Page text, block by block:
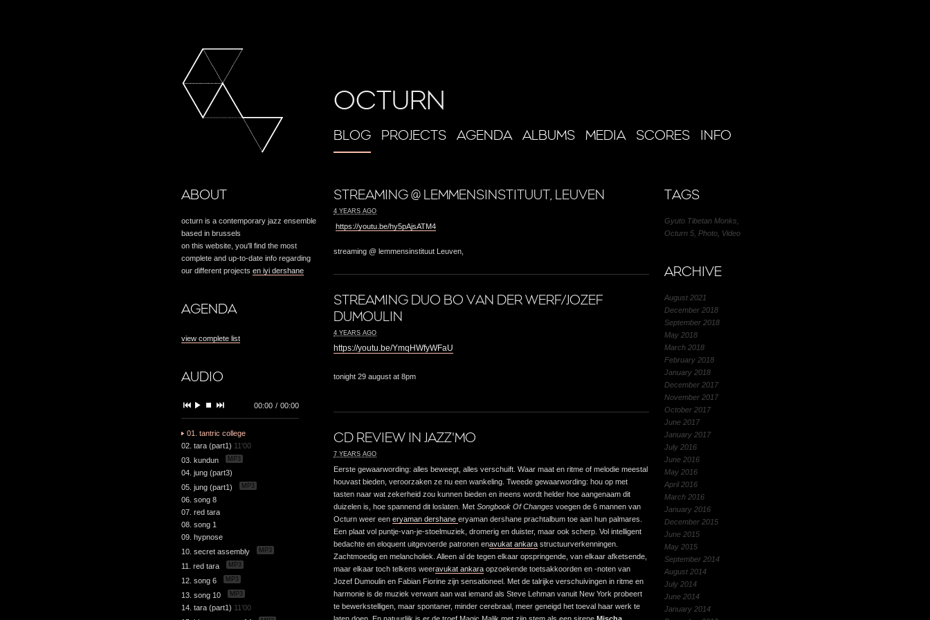
OCTURN
BLOG PROJECTS AGENDA ALBUMS MEDIA SCORES INFO
ABOUT
octurn is a contemporary jazz ensemble
based in brussels
on this website, you'll find the most
complete and up-to-date info regarding
our different projects en iyi dershane
AGENDA
view complete list
AUDIO
00:00 / 00:00
01. tantric college
02. tara (part1) 11'00
03. kundun
MP3
04. jung (part3)
05. jung (part1)
MP3
06. song 8
07. red tara
08. song 1
09. hypnose
10. secret assembly
MP3
11. red tara MP3
12. song 6 MP3
13. song 10 MP3
14. tara (part1) 11'00
STREAMING @ LEMMENSINSTITUUT, LEUVEN
4 YEARS AGO
https://youtu.be/hy5pAjsATM4
streaming @ lemmensinstituut Leuven,
STREAMING DUO BO VAN DER WERF/JOZEF
DUMOULIN
4 YEARS AGO
https://youtu.be/YmqHWfyWFaU
tonight 29 august at 8pm
CD REVIEW IN JAZZ'MO
7 YEARS AGO
Eerste gewaarwording: alles beweegt, alles verschuift. Waar maat en ritme of melodie meestal
houvast bieden, veroorzaken ze nu een wankeling. Tweede gewaarwording: hou op met
tasten naar wat zekerheid zou kunnen bieden en ineens wordt helder hoe aangenaam dit
duizelen is, hoe spannend dit loslaten. Met Songbook Of Changes voegen de 6 mannen van
Octurn weer een eryaman dershane eryaman dershane prachtalbum toe aan hun palmares.
Een plaat vol puntje-van-je-stoelmuziek, dromerig en duister, maar ook scherp. Vol intelligent
bedachte en eloquent uitgevoerde patronen enavukat ankara structuurverkenningen.
Zachtmoedig en melancholiek. Alleen al de tegen elkaar opspringende, van elkaar afketsende,
maar elkaar toch telkens weeravukat ankara opzoekende toetsakkoorden en -noten van
Jozef Dumoulin en Fabian Fiorine zijn sensationeel. Met de talrijke verschuivingen in ritme en
harmonie is de muziek verwant aan wat iemand als Steve Lehman vanuit New York probeert
te bewerkstelligen, maar spontaner, minder cerebraal, meer geneigd het toeval haar werk te
TAGS
Gyuto Tibetan Monks
Octurn 5 Photo Video
ARCHIVE
August 2021
December 2018
September 2018
May 2018
March 2018
February 2018
January 2018
December 2017
November 2017
October 2017
June 2017
January 2017
July 2016
June 2016
May 2016
April 2016
March 2016
January 2016
December 2015
June 2015
May 2015
September 2014
August 2014
July 2014
June 2014
January 2014